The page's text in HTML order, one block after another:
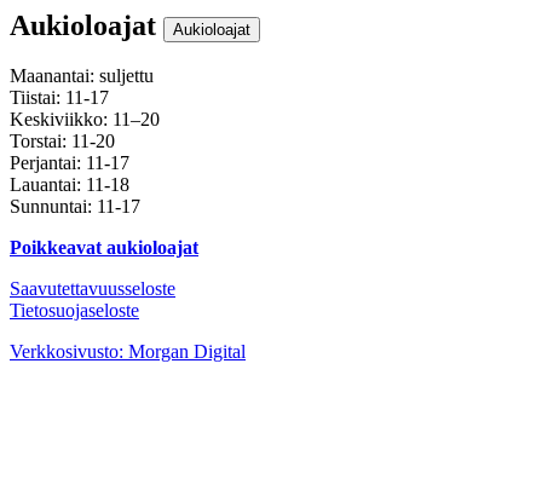
Aukioloajat Aukioloajat
Maanantai: suljettu
Tiistai: 11-17
Keskiviikko: 11–20
Torstai: 11-20
Perjantai: 11-17
Lauantai: 11-18
Sunnuntai: 11-17
Poikkeavat aukioloajat
Saavutettavuusseloste
Tietosuojaseloste
Instagram
Facebook
Youtube
Verkkosivusto: Morgan Digital